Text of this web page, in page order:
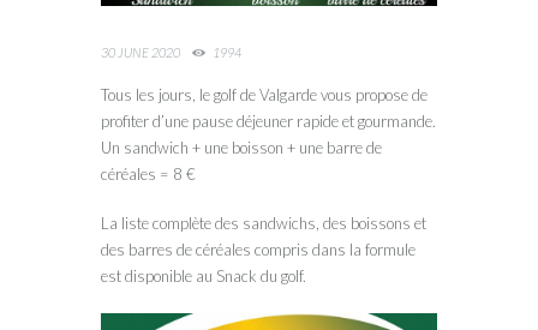
30 JUNE 2020 1994
Tous les jours, le golf de Valgarde vous propose de
profiter d’une pause déjeuner rapide et gourmande.
Un sandwich + une boisson + une barre de
céréales = 8 €
La liste complète des sandwichs, des boissons et
des barres de céréales compris dans la formule
est disponible au Snack du golf.